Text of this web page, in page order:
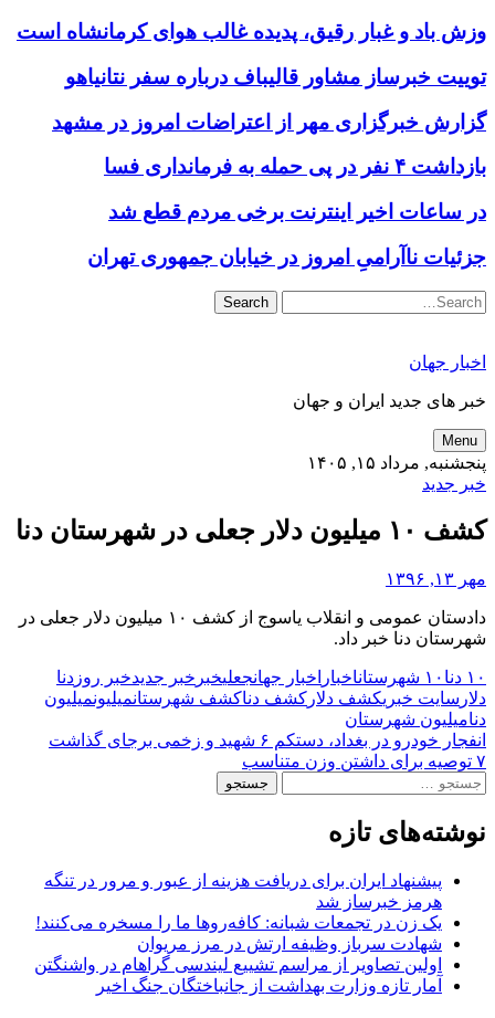
وزش باد و غبار رقیق، پدیده غالب هوای کرمانشاه است
توییت خبرساز مشاور قالیباف درباره سفر نتانیاهو
گزارش خبرگزاری مهر از اعتراضات امروز در مشهد
بازداشت ۴ نفر در پی حمله به فرمانداری فسا
در ساعات اخیر اینترنت برخی مردم قطع شد
جزئیات ناآرامیِ امروز در خیابان جمهوری تهران
Search
اخبار جهان
خبر های جدید ایران و جهان
Menu
پنجشنبه, مرداد ۱۵, ۱۴۰۵
خبر جدید
کشف ۱۰ میلیون دلار جعلی در شهرستان دنا
مهر ۱۳, ۱۳۹۶
دادستان عمومی و انقلاب یاسوج از کشف ۱۰ میلیون دلار جعلی در
شهرستان دنا خبر داد.
۱۰ دنا ۱۰ شهرستان اخبار اخبار جهانجعلیخبر خبر جدیدخبر روز دنا
دلار سایت خبریکشف دلار کشف دناکشف شهرستانمیلیونمیلیون
دنامیلیون شهرستان
راهبری
نوشته‌ها
انفجار خودرو در بغداد، دستکم ۶ شهید و زخمی برجای گذاشت
۷ توصیه برای داشتن وزن متناسب
جستجو
نوشته‌های تازه
پیشنهاد ایران برای دریافت هزینه از عبور و مرور در تنگه
هرمز خبرساز شد
یک زن در تجمعات شبانه: کافه‌روها ما را مسخره می‌کنند!
شهادت سرباز وظیفه ارتش در مرز مریوان
اولین تصاویر از مراسم تشییع لیندسی گراهام در واشنگتن
آمار تازه وزارت بهداشت از جانباختگان جنگ اخیر